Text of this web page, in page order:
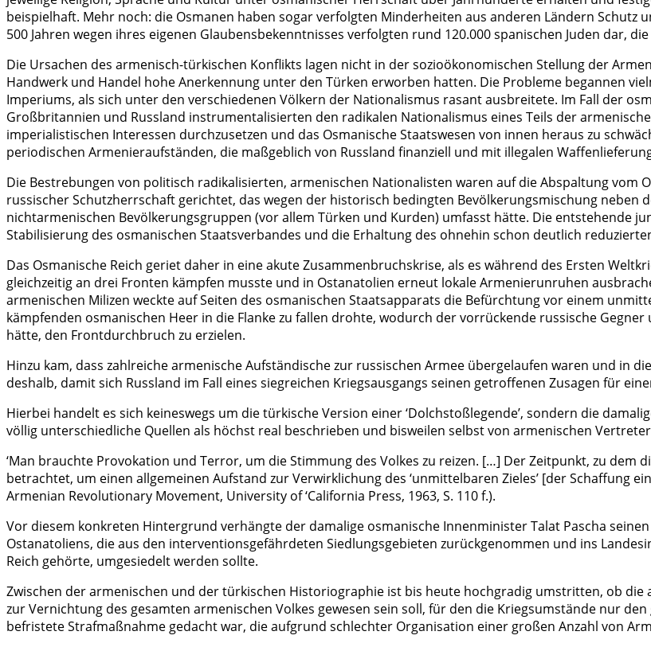
beispielhaft. Mehr noch: die Osmanen haben sogar verfolgten Minderheiten aus anderen Ländern Schutz
500 Jahren wegen ihres eigenen Glaubensbekenntnisses verfolgten rund 120.000 spanischen Juden dar,
Die Ursachen des armenisch-türkischen Konflikts lagen nicht in der sozioökonomischen Stellung der
Handwerk und Handel hohe Anerkennung unter den Türken erworben hatten. Die Probleme begannen
Imperiums, als sich unter den verschiedenen Völkern der Nationalismus rasant ausbreitete. Im Fall der
Großbritannien und Russland instrumentalisierten den radikalen Nationalismus eines Teils der
imperialistischen Interessen durchzusetzen und das Osmanische Staatswesen von innen heraus zu
periodischen Armenieraufständen, die maßgeblich von Russland finanziell und mit illegalen
Die Bestrebungen von politisch radikalisierten, armenischen Nationalisten waren auf die Abspaltung vom
russischer Schutzherrschaft gerichtet, das wegen der historisch bedingten Bevölkerungsmischung neben
nichtarmenischen Bevölkerungsgruppen (vor allem Türken und Kurden) umfasst hätte. Die entstehende
Stabilisierung des osmanischen Staatsverbandes und die Erhaltung des ohnehin schon deutlich
Das Osmanische Reich geriet daher in eine akute Zusammenbruchskrise, als es während des Ersten
gleichzeitig an drei Fronten kämpfen musste und in Ostanatolien erneut lokale Armenierunruhen
armenischen Milizen weckte auf Seiten des osmanischen Staatsapparats die Befürchtung vor einem
kämpfenden osmanischen Heer in die Flanke zu fallen drohte, wodurch der vorrückende russische
hätte, den Frontdurchbruch zu erzielen.
Hinzu kam, dass zahlreiche armenische Aufständische zur russischen Armee übergelaufen waren und in
deshalb, damit sich Russland im Fall eines siegreichen Kriegsausgangs seinen getroffenen Zusagen für
Hierbei handelt es sich keineswegs um die türkische Version einer ‘Dolchstoßlegende’, sondern die
völlig unterschiedliche Quellen als höchst real beschrieben und bisweilen selbst von armenischen
‘Man brauchte Provokation und Terror, um die Stimmung des Volkes zu reizen. […] Der Zeitpunkt, zu dem
betrachtet, um einen allgemeinen Aufstand zur Verwirklichung des ‘unmittelbaren Zieles’ [der Schaffung
Armenian Revolutionary Movement, University of ‘California Press, 1963, S. 110 f.).
Vor diesem konkreten Hintergrund verhängte der damalige osmanische Innenminister Talat Pascha
Ostanatoliens, die aus den interventionsgefährdeten Siedlungsgebieten zurückgenommen und ins
Reich gehörte, umgesiedelt werden sollte.
Zwischen der armenischen und der türkischen Historiographie ist bis heute hochgradig umstritten, ob
zur Vernichtung des gesamten armenischen Volkes gewesen sein soll, für den die Kriegsumstände nur
befristete Strafmaßnahme gedacht war, die aufgrund schlechter Organisation einer großen Anzahl von